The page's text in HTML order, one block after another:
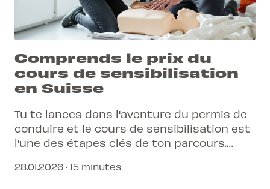
Comprends le prix du
cours de sensibilisation
en Suisse
Tu te lances dans l'aventure du permis de
conduire et le cours de sensibilisation est
l'une des étapes clés de ton parcours.
romande et le contenu obligatoire, il est
28.01.2026 · 15 minutes